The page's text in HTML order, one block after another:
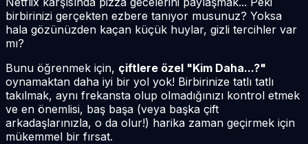
birbirinizi gerçekten ezbere tanıyor musunuz? Yoksa
hala gözünüzden kaçan küçük huylar, gizli tercihler var
mı?
Bunu öğrenmek için, çiftlere özel "Kim Daha...?"
oynamaktan daha iyi bir yol yok! Birbirinize tatlı tatlı
takılmak, aynı frekansta olup olmadığınızı kontrol etmek
ve en önemlisi, baş başa (veya başka çift
arkadaşlarınızla, o da olur!) harika zaman geçirmek için
mükemmel bir fırsat.